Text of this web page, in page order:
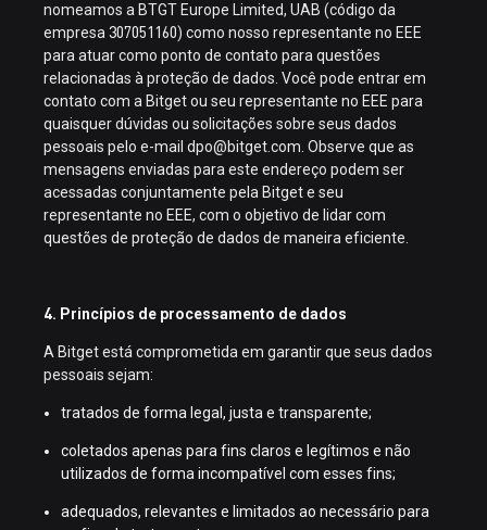
nomeamos a BTGT Europe Limited, UAB (código da
empresa 307051160) como nosso representante no EEE
para atuar como ponto de contato para questões
relacionadas à proteção de dados. Você pode entrar em
contato com a Bitget ou seu representante no EEE para
quaisquer dúvidas ou solicitações sobre seus dados
pessoais pelo e-mail dpo@bitget.com. Observe que as
mensagens enviadas para este endereço podem ser
acessadas conjuntamente pela Bitget e seu
representante no EEE, com o objetivo de lidar com
questões de proteção de dados de maneira eficiente.
4. Princípios de processamento de dados
A Bitget está comprometida em garantir que seus dados
pessoais sejam:
tratados de forma legal, justa e transparente;
coletados apenas para fins claros e legítimos e não
utilizados de forma incompatível com esses fins;
adequados, relevantes e limitados ao necessário para